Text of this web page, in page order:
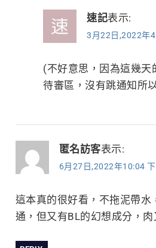
速記表示:
3月22日,2022年
(不好意思，因為這幾天
待審區，沒有跳通知所
匿名訪客表示:
6月27日,2022年10:04
這本真的很好看，不拖泥帶水
通，但又有BL的幻想成分，肉